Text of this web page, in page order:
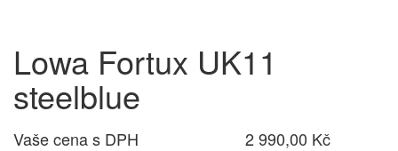
Lowa Fortux UK11
steelblue
Vaše cena s DPH
2 990,00 Kč